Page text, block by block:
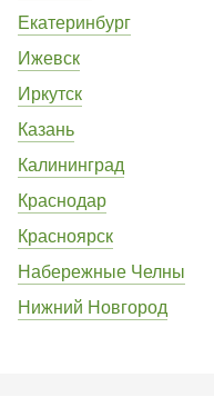
Екатеринбург
Ижевск
Иркутск
Казань
Калининград
Краснодар
Красноярск
Набережные Челны
Нижний Новгород